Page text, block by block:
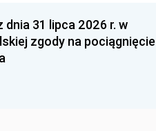
dnia 31 lipca 2026 r. w
zgody na pociągnięcie